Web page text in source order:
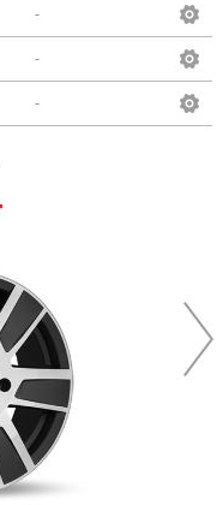
-
-
-